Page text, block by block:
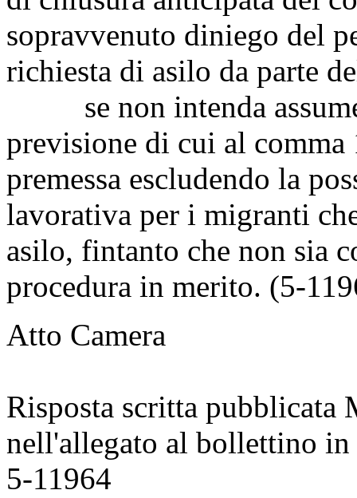
sopravvenuto diniego del
richiesta di asilo da parte
se non intenda
previsione di cui al
premessa escludendo la
lavorativa per i migranti
asilo, fintanto che non sia
procedura in merito. (5-
Atto Camera
Risposta scritta pubblicata
nell'allegato al bollettino
5-11964